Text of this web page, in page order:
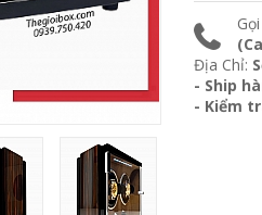
Địa Chỉ:
- Ship
- Kiểm